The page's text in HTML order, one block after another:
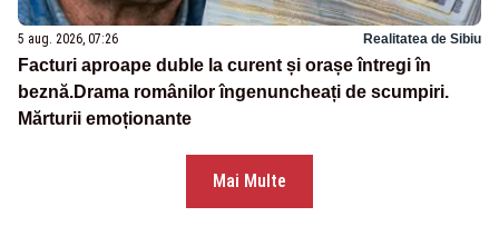
5 aug. 2026, 07:26 Realitatea de Sibiu
Facturi aproape duble la curent și orașe întregi în
beznă.Drama românilor îngenuncheați de scumpiri.
Mărturii emoționante
Mai Multe